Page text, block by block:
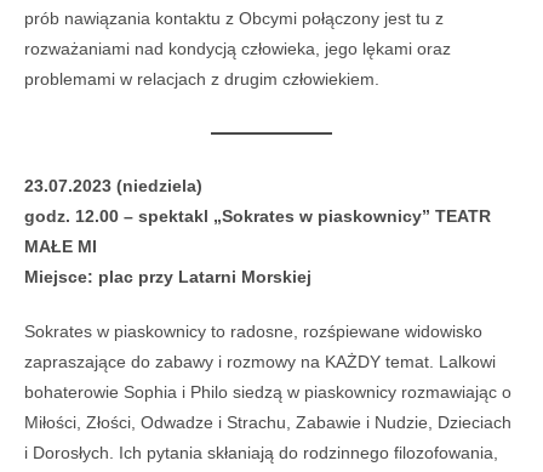
prób nawiązania kontaktu z Obcymi połączony jest tu z
rozważaniami nad kondycją człowieka, jego lękami oraz
problemami w relacjach z drugim człowiekiem.
23.07.2023 (niedziela)
godz. 12.00 – spektakl „Sokrates w piaskownicy” TEATR
MAŁE MI
Miejsce: plac przy Latarni Morskiej
Sokrates w piaskownicy to radosne, rozśpiewane widowisko
zapraszające do zabawy i rozmowy na KAŻDY temat. Lalkowi
bohaterowie Sophia i Philo siedzą w piaskownicy rozmawiając o
Miłości, Złości, Odwadze i Strachu, Zabawie i Nudzie, Dzieciach
i Dorosłych. Ich pytania skłaniają do rodzinnego filozofowania,